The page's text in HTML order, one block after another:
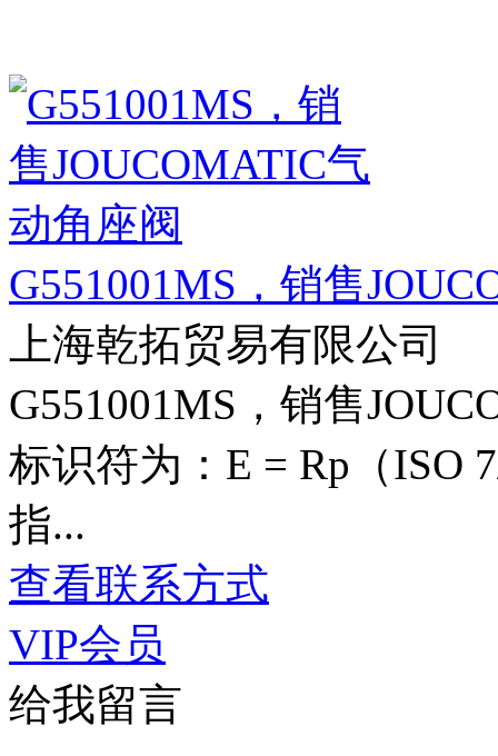
G551001MS，销售
上海乾拓贸易有限公司
G551001MS，销售
标识符为：E = Rp（ISO
指...
查看联系方式
VIP会员
给我留言